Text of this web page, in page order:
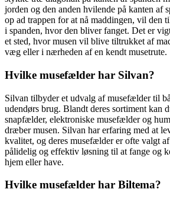
jorden og den anden hvilende på kanten af
op ad trappen for at nå maddingen, vil den
i spanden, hvor den bliver fanget. Det er
et sted, hvor musen vil blive tiltrukket af
væg eller i nærheden af en kendt musetrute.
Hvilke musefælder har Silvan?
Silvan tilbyder et udvalg af musefælder til
udendørs brug. Blandt deres sortiment kan
snapfælder, elektroniske musefælder og
dræber musen. Silvan har erfaring med at
kvalitet, og deres musefælder er ofte valgt
pålidelig og effektiv løsning til at fange og
hjem eller have.
Hvilke musefælder har Biltema?